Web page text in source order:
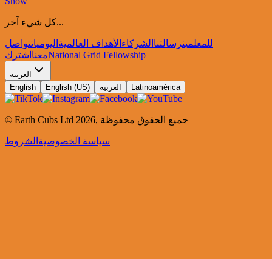
كل شيء آخر...
للمعلمينرسالتنا الشركاء الأهداف العالمية اليومياتتواصل
معنا اشترك National Grid Fellowship
العربية
English
English (US) العربية Latinoamérica
© Earth Cubs Ltd 2026, جميع الحقوق محفوظة
سياسة الخصوصية الشروط